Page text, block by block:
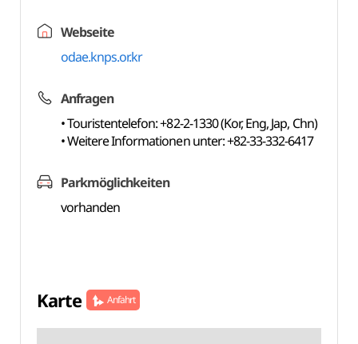
Webseite
odae.knps.or.kr
Anfragen
• Touristentelefon: +82-2-1330 (Kor, Eng, Jap, Chn)
• Weitere Informationen unter: +82-33-332-6417
Parkmöglichkeiten
vorhanden
Karte Anfahrt